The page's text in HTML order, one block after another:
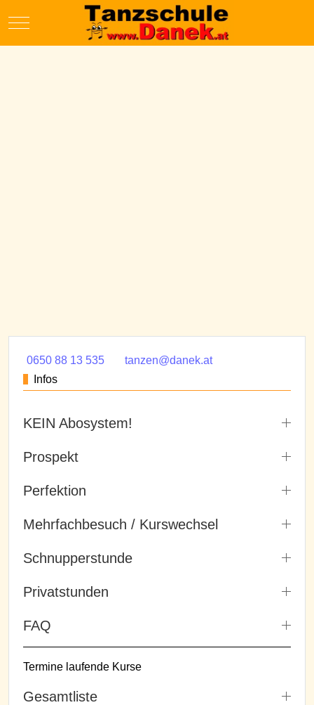
Mobile Menu Toggle
0650 88 13 535
tanzen@danek.at
Infos
KEIN Abosystem!
Prospekt
Perfektion
Mehrfachbesuch / Kurswechsel
Schnupperstunde
Privatstunden
FAQ
Termine laufende Kurse
Gesamtliste